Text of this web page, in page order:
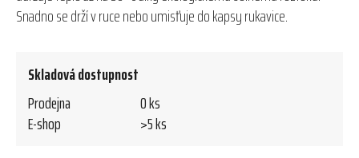
Snadno se drží v ruce nebo umisťuje do kapsy rukavice.
Skladová dostupnost
Prodejna
0 ks
E-shop
>5 ks